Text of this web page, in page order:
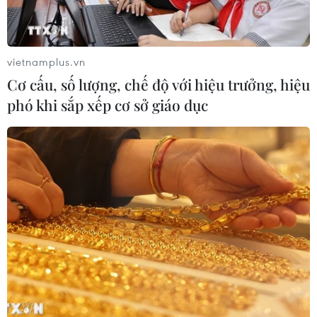
Kho dự trữ khí đốt của EU còn chưa
đầy 60% ngay trước mùa Đông
07/08/2026 01:50
Phòng vệ thương mại và bài học
"chuẩn bị kỹ-thắng lớn" của doanh
nghiệp Việt
07/08/2026 01:14
Giá dầu tăng vọt do Iran xem xét cấm
tàu Mỹ và Israel qua eo biển Hormuz
07/08/2026 00:45
vietnamplus.vn
Cơ cấu, số lượng, chế độ với hiệu trưởng, hiệu
phó khi sắp xếp cơ sở giáo dục